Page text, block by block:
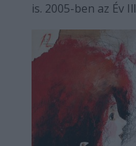
is. 2005-ben az Év